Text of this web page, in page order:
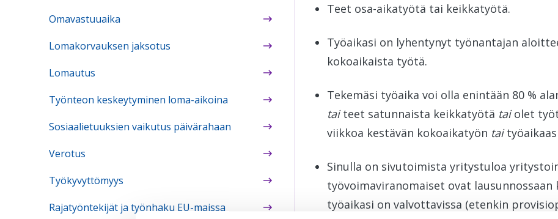
Omavastuuaika
Lomakorvauksen jaksotus
Lomautus
Työnteon keskeytyminen loma-aikoina
Sosiaalietuuksien vaikutus päivärahaan
Verotus
Työkyvyttömyys
Rajatyöntekijät ja työnhaku EU-maissa
Teet osa-aikatyötä tai keikkatyötä.
Työaikasi on lyhentynyt työnantajan
kokoaikaista työtä.
Tekemäsi työaika voi olla enintään 80 %
taiteet satunnaista keikkatyötä taiolet
viikkoa kestävän kokoaikatyön tai
Sinulla on sivutoimista yritystuloa
työvoimaviranomaiset ovat
työaikasi on valvottavissa (etenkin